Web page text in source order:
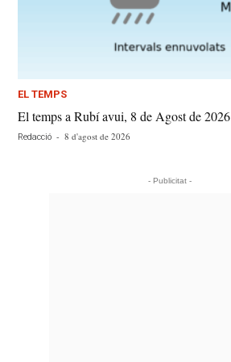
EL TEMPS
El temps a Rubí avui, 8 de Agost de 2026
Redacció - 8 d'agost de 2026
- Publicitat -